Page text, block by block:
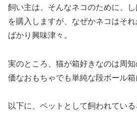
飼い主は、そんなネコのために、
を購入しますが、なぜかネコはそ
ばかり興味津々。
実のところ、猫が箱好きなのは周
価なおもちゃでも単純な段ボール箱
以下に、ペットとして飼われてい